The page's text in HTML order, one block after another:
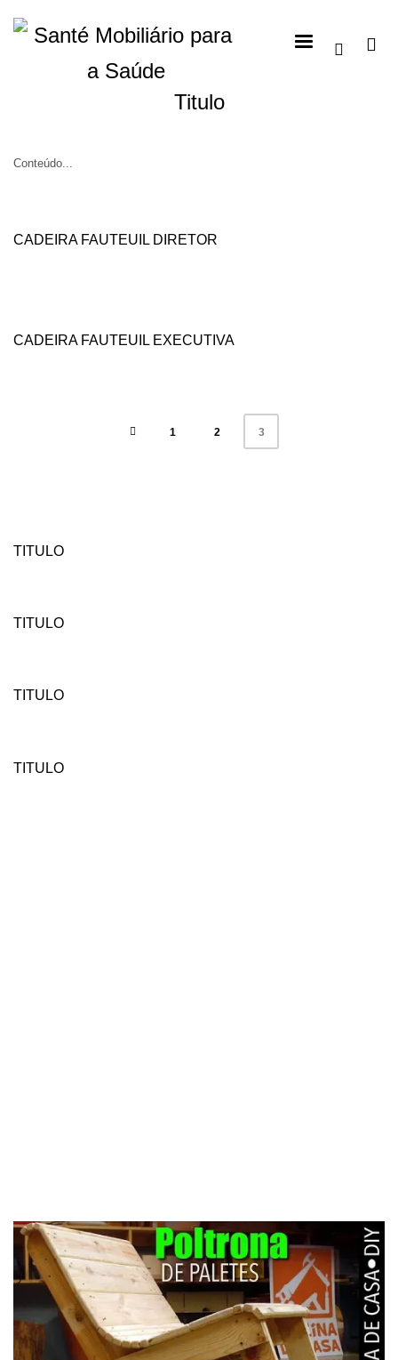
Titulo
Conteúdo...
CADEIRA FAUTEUIL DIRETOR
CADEIRA FAUTEUIL EXECUTIVA
1 2 3
TITULO
TITULO
TITULO
TITULO